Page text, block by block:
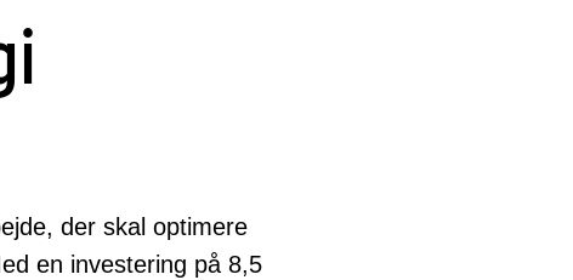
der skal optimere
en investering på 8,5